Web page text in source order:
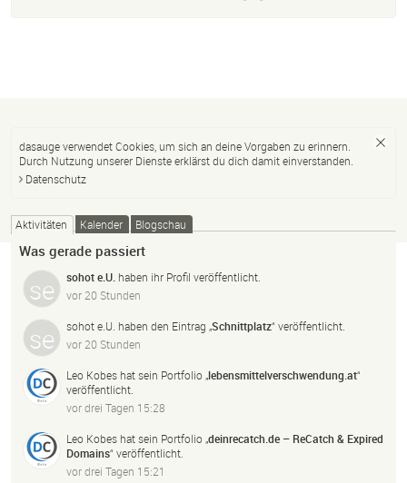
dasauge verwendet Cookies, um sich an deine Vorgaben zu erinnern.
Durch Nutzung unserer Dienste erklärst du dich damit einverstanden.
Datenschutz
Aktivitäten Kalender Blogschau
Was gerade passiert
sohot e.U. haben ihr Profil veröffentlicht.
vor 20 Stunden
sohot e.U. haben den Eintrag „Schnittplatz“ veröffentlicht.
vor 20 Stunden
Leo Kobes hat sein Portfolio „lebensmittelverschwendung. at“
veröffentlicht.
vor drei Tagen 15:28
Leo Kobes hat sein Portfolio „deinrecatch. de – ReCatch & Expired
Domains“ veröffentlicht.
vor drei Tagen 15:21